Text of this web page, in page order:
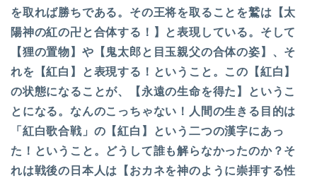
を取れば勝ちである。その王将を取ることを鷲は【太
陽神の紅の卍と合体する！】と表現している。そして
【狸の置物】や【鬼太郎と目玉親父の合体の姿】、そ
れを【紅白】と表現する！ということ。この【紅白】
の状態になることが、【永遠の生命を得た】というこ
とになる。なんのこっちゃない！人間の生きる目的は
「紅白歌合戦」の【紅白】という二つの漢字にあっ
た！ということ。どうして誰も解らなかったのか？そ
れは戦後の日本人は【おカネを神のように崇拝する性